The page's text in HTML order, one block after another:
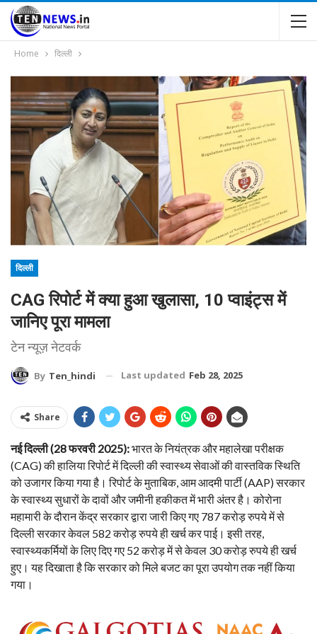
Home दिल्ली
दिल्ली
CAG रिपोर्ट में क्या हुआ खुलासा, 10 प्वाइंट्स में
जानिए पूरा मामला
टेन न्यूज़ नेटवर्क
By Ten_hindi Last updated Feb 28, 2025
Share
नई दिल्ली (28 फरवरी 2025):भारत के नियंत्रक और महालेखा परीक्षक
(CAG) की हालिया रिपोर्ट में दिल्ली की स्वास्थ्य सेवाओं की वास्तविक स्थिति
को उजागर किया गया है। रिपोर्ट के मुताबिक, आम आदमी पार्टी (AAP) सरकार
के स्वास्थ्य सुधारों के दावों और जमीनी हकीकत में भारी अंतर है। कोरोना
महामारी के दौरान केंद्र सरकार द्वारा जारी किए गए 787 करोड़ रुपये में से
दिल्ली सरकार केवल 582 करोड़ रुपये ही खर्च कर पाई। इसी तरह,
स्वास्थ्यकर्मियों के लिए दिए गए 52 करोड़ में से केवल 30 करोड़ रुपये ही खर्च
हुए। यह दिखाता है कि सरकार को मिले बजट का पूरा उपयोग तक नहीं किया
गया।